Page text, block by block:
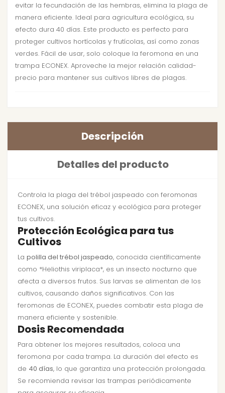
evitar la fecundación de las hembras, elimina la plaga de
manera eficiente. Ideal para agricultura ecológica, su
efecto dura 40 días. Este producto es perfecto para
proteger cultivos hortícolas y frutícolas, así como zonas
verdes. Fácil de usar, solo coloque la feromona en una
trampa ECONEX. Aproveche la mejor relación calidad-
precio para mantener sus cultivos libres de plagas.
Descripción
Detalles del producto
Controla la plaga del trébol jaspeado con feromonas
ECONEX, una solución eficaz y ecológica para proteger
tus cultivos.
Protección Ecológica para tus
Cultivos
La polilla del trébol jaspeado, conocida científicamente
como *Heliothis viriplaca*, es un insecto nocturno que
afecta a diversos frutos. Sus larvas se alimentan de los
cultivos, causando daños significativos. Con las
feromonas de ECONEX, puedes combatir esta plaga de
manera eficiente y sostenible.
Dosis Recomendada
Para obtener los mejores resultados, coloca una
feromona por cada trampa. La duración del efecto es
de 40 días, lo que garantiza una protección prolongada.
Se recomienda revisar las trampas periódicamente